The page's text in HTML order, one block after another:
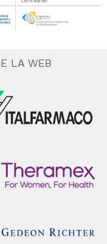
LA WEB